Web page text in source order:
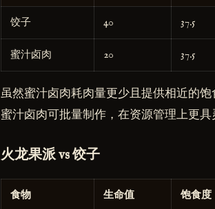
饺子 40 37.5
蜜汁卤肉 20 37.5
虽然蜜汁卤肉耗肉量更少且提供相近的
蜜汁卤肉可批量制作，在资源管理上更具
火龙果派 vs 饺子
食物 生命值 饱食度